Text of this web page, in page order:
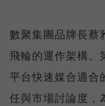
數聚集團品牌長蔡
飛輪的運作架構。
平台快速媒合適合
任與市場討論度，